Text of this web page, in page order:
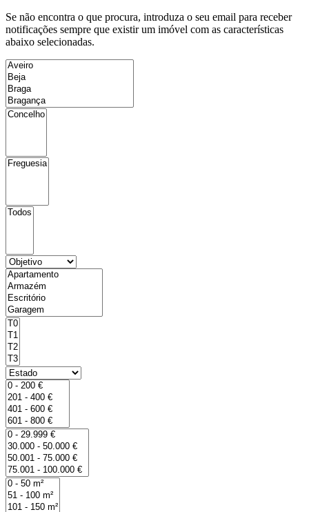
Se não encontra o que procura, introduza o seu email para receber
notificações sempre que existir um imóvel com as características
abaixo selecionadas.